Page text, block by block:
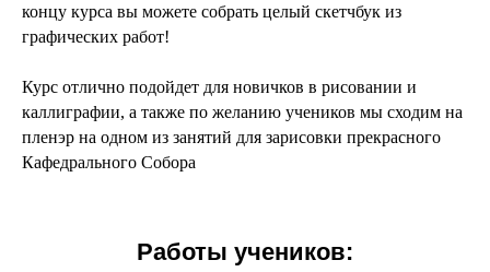
концу курса вы можете собрать целый скетчбук из
графических работ!
Курс отлично подойдет для новичков в рисовании и
каллиграфии, а также по желанию учеников мы сходим на
пленэр на одном из занятий для зарисовки прекрасного
Кафедрального Собора